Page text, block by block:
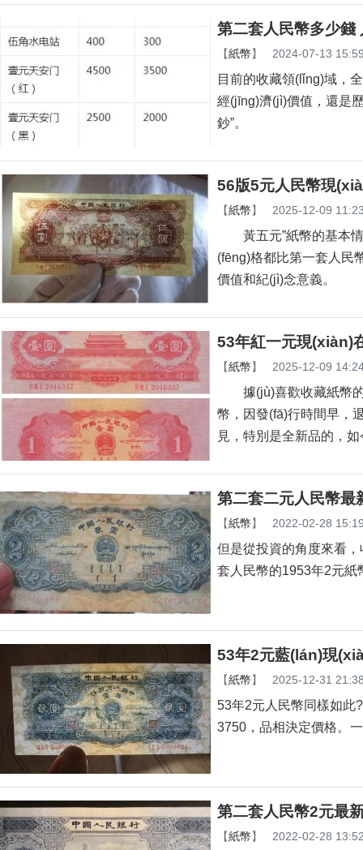
第二套人民幣多少錢
【紙幣】 2024-07-13
目前的收藏領(lǐng)域，
經(jīng)濟(jì)價值，還是
鈔”。
56版5元人民幣現
【紙幣】 2025-12-09
黃五元”紙幣的基本情
(fēng)格都比第一套人民幣
價值和紀(jì)念意義。
53年紅一元現(xiàn)
【紙幣】 2025-12-09
據(jù)喜歡收藏紙幣的人
幣，因發(fā)行時間
見，特別是全新品的，
第二套二元人民幣最
【紙幣】 2022-02-28
但是從投資的角度來看，
套人民幣的1953年2元紙
53年2元藍(lán)現
【紙幣】 2025-12-31
53年2元人民幣同樣如此
3750，品相決定價格
第二套人民幣2元最
【紙幣】 2022-02-28